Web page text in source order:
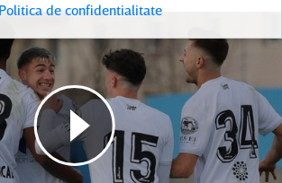
Politica de confidentialitate